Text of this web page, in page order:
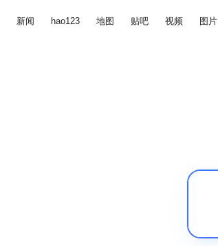
新闻 hao123 地图 贴吧 视频 图片